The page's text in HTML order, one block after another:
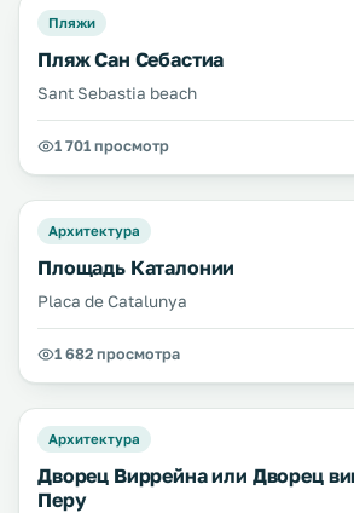
Пляжи
Пляж Сан Себастиа
Sant Sebastia beach
1 701 просмотр
Архитектура
Площадь Каталонии
Placa de Catalunya
1 682 просмотра
Архитектура
Дворец Виррейна или Дворец
Перу